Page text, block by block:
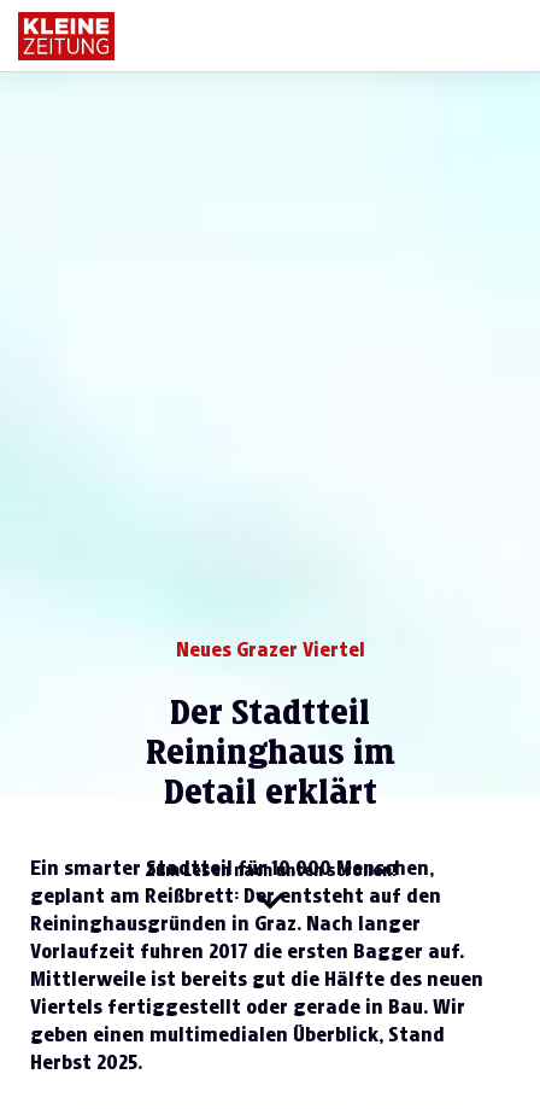
Neues Grazer Viertel
Der Stadtteil
Reininghaus im
Detail erklärt
Zum Lesen nach unten scrollen!
Ein smarter Stadtteil für 10.000 Menschen,
geplant am Reißbrett: Der entsteht auf den
Reininghausgründen in Graz. Nach langer
Vorlaufzeit fuhren 2017 die ersten Bagger auf.
Mittlerweile ist bereits gut die Hälfte des neuen
Viertels fertiggestellt oder gerade in Bau. Wir
geben einen multimedialen Überblick, Stand
Herbst 2025.